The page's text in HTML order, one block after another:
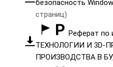
безопасность
страниц)
Реферат по
ТЕХНОЛОГИИ И 3D-
ПРОИЗВОДСТВА В